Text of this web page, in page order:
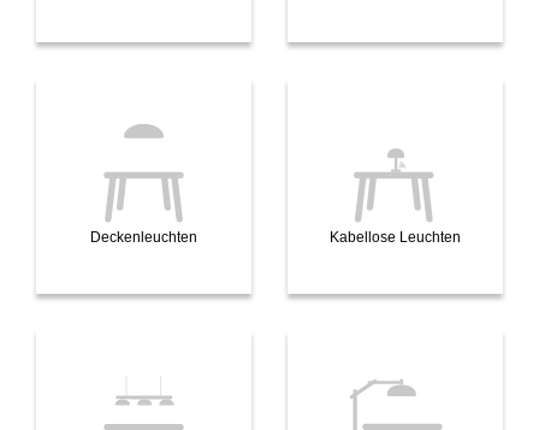
Deckenleuchten Kabellose Leuchten